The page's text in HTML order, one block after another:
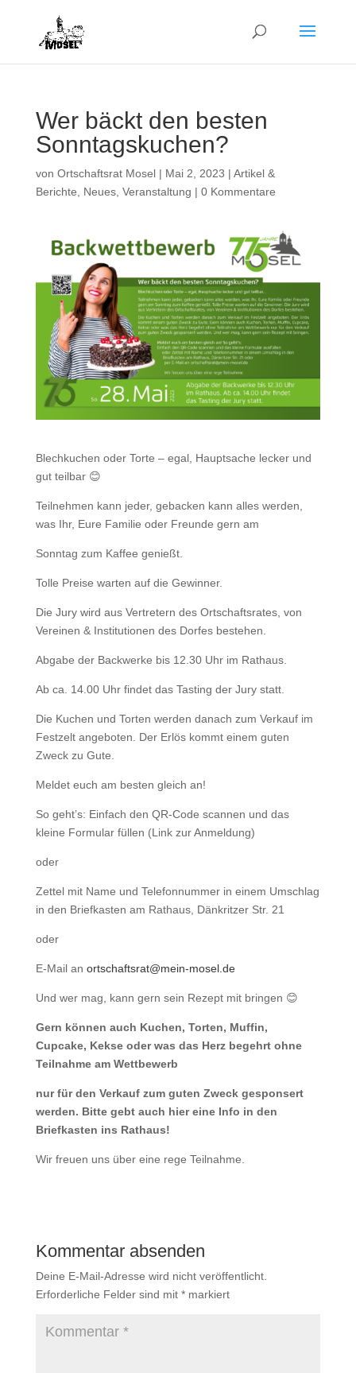
Wer bäckt den besten
Sonntagskuchen?
von Ortschaftsrat Mosel| Mai 2, 2023 | Artikel &
Berichte, Neues, Veranstaltung | 0 Kommentare
Blechkuchen oder Torte – egal, Hauptsache lecker und
gut teilbar 😊
Teilnehmen kann jeder, gebacken kann alles werden,
was Ihr, Eure Familie oder Freunde gern am
Sonntag zum Kaffee genießt.
Tolle Preise warten auf die Gewinner.
Die Jury wird aus Vertretern des Ortschaftsrates, von
Vereinen & Institutionen des Dorfes bestehen.
Abgabe der Backwerke bis 12.30 Uhr im Rathaus.
Ab ca. 14.00 Uhr findet das Tasting der Jury statt.
Die Kuchen und Torten werden danach zum Verkauf im
Festzelt angeboten. Der Erlös kommt einem guten
Zweck zu Gute.
Meldet euch am besten gleich an!
So geht’s: Einfach den QR-Code scannen und das
kleine Formular füllen (Link zur Anmeldung)
oder
Zettel mit Name und Telefonnummer in einem Umschlag
in den Briefkasten am Rathaus, Dänkritzer Str. 21
oder
E-Mail an ortschaftsrat@mein-mosel.de
Und wer mag, kann gern sein Rezept mit bringen 😊
Gern können auch Kuchen, Torten, Muffin,
Cupcake, Kekse oder was das Herz begehrt ohne
Teilnahme am Wettbewerb
nur für den Verkauf zum guten Zweck gesponsert
werden. Bitte gebt auch hier eine Info in den
Briefkasten ins Rathaus!
Wir freuen uns über eine rege Teilnahme.
Kommentar absenden
Deine E-Mail-Adresse wird nicht veröffentlicht.
Erforderliche Felder sind mit *markiert